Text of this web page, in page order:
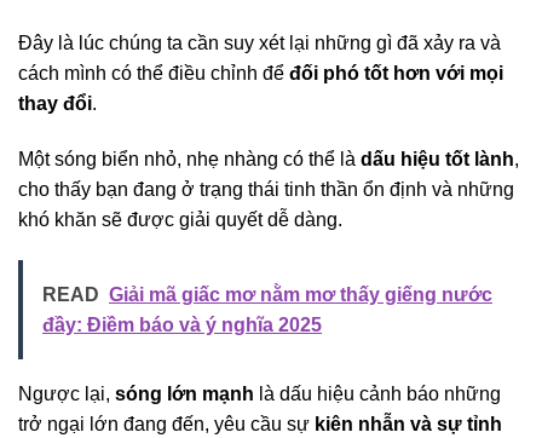
Đây là lúc chúng ta cần suy xét lại những gì đã xảy ra và
cách mình có thể điều chỉnh để đối phó tốt hơn với mọi
thay đổi.
Một sóng biển nhỏ, nhẹ nhàng có thể là dấu hiệu tốt lành,
cho thấy bạn đang ở trạng thái tinh thần ổn định và những
khó khăn sẽ được giải quyết dễ dàng.
READ Giải mã giấc mơ nằm mơ thấy giếng nước
đầy: Điềm báo và ý nghĩa 2025
Ngược lại, sóng lớn mạnh là dấu hiệu cảnh báo những
trở ngại lớn đang đến, yêu cầu sự kiên nhẫn và sự tỉnh